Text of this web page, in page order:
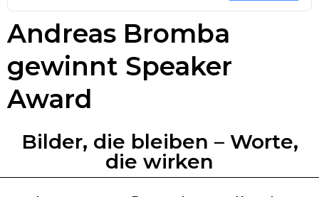
Andreas Bromba
gewinnt Speaker
Award
Bilder, die bleiben – Worte,
die wirken